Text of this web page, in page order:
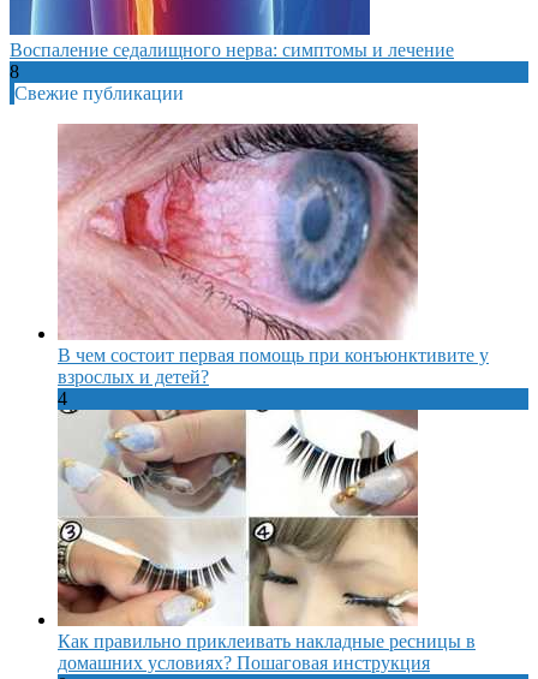
Воспаление седалищного нерва: симптомы и лечение
8
Свежие публикации
В чем состоит первая помощь при конъюнктивите у
взрослых и детей?
4
Как правильно приклеивать накладные ресницы в
домашних условиях? Пошаговая инструкция